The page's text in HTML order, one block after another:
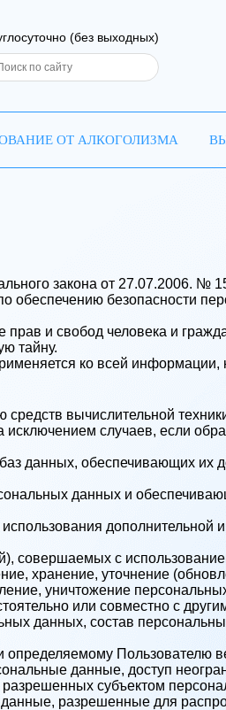
(без выходных)
ОТ АЛКОГОЛИЗМА
закона от 27.07.2006.
обеспечению безопасности
и свобод человека и
тайну.
ко всей информации,
вычислительной
случаев, если
данных, обеспечивающих их
данных и
совершаемых с
хранение, уточнение
уничтожение
или совместно с
данных, состав
Пользователю
данные, доступ
субъектом
разрешенные для
время!